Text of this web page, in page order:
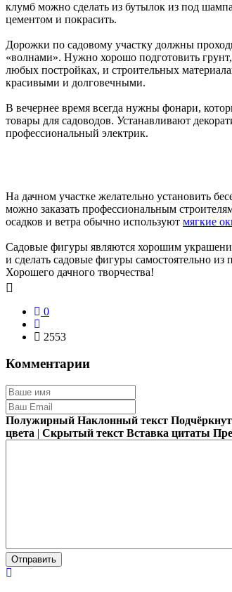
клумб можно сделать из бутылок из под
цементом и покрасить.
Дорожки по садовому участку должны
«волнами». Нужно хорошо подготовить
любых постройках, и строительных
красивыми и долговечными.
В вечернее время всегда нужны фонари,
товары для садоводов. Устанавливают
профессиональный электрик.
На дачном участке желательно установить
можно заказать профессиональным
осадков и ветра обычно используют мягкие
Садовые фигуры являются хорошим
и сделать садовые фигуры самостоятельно
Хорошего дачного творчества!
0
2553
Комментарии
Полужирный Наклонный текст
цвета | Скрытый текст Вставка цитаты
Отправить